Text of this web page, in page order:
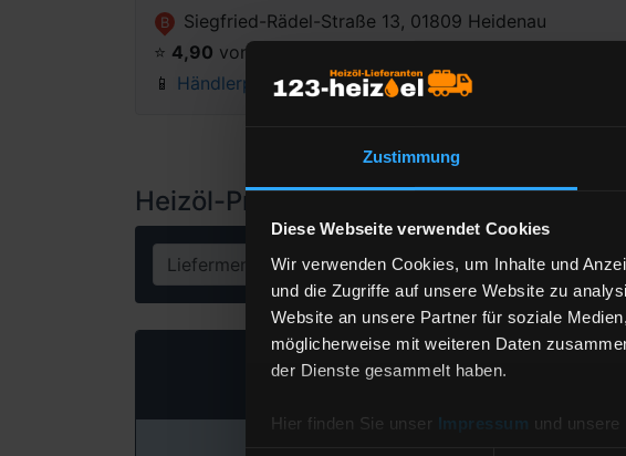
Zustimmung
Diese Webseite verwendet Cookies
Wir verwenden Cookies, um Inhalte und
und die Zugriffe auf unsere Website zu
Website an unsere Partner für soziale
möglicherweise mit weiteren Daten
der Dienste gesammelt haben.
Hier finden Sie unser Impressum und unsere
B
Siegfried-Rädel-Straße 13, 01809 Heidenau
⭐️ 4,90 von 5 Sternen
📱 Händlerprofil anzeigen
Heizöl-Preisangebot für 02826 Görlitz
Liefermenge Liter
Heizöl Standard